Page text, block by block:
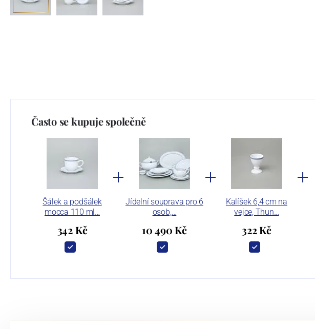
Často se kupuje společně
Šálek a podšálek
mocca 110 ml…
342 Kč
Jídelní souprava pro 6
osob,…
10 490 Kč
Kalíšek 6,4 cm na
vejce, Thun…
322 Kč